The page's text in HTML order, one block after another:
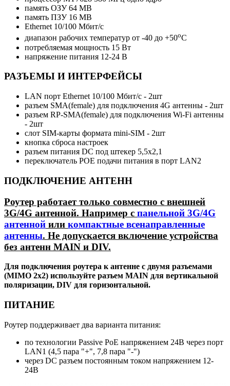
память ОЗУ 64 MB
память ПЗУ 16 MB
Ethernet 10/100 Мбит/c
диапазон рабочих температур от -40 до +50оС
потребляемая мощность 15 Вт
напряжение питания 12-24 В
РАЗЪЕМЫ И ИНТЕРФЕЙСЫ
LAN порт Ethernet 10/100 Мбит/с - 2шт
разъем SMA(female) для подключения 4G антенны - 2шт
разъем RP-SMA(female) для подключения Wi-Fi антенны
- 2шт
слот SIM-карты формата mini-SIM - 2шт
кнопка сброса настроек
разъем питания DC под штекер 5,5х2,1
переключатель POE подачи питания в порт LAN2
ПОДКЛЮЧЕНИЕ АНТЕНН
Роутер работает только совместно с внешней
3G/4G антенной. Например с панельной 3G/4G
антенной или компактные всенаправленные
антенны. Не допускается включение устройства
без антенн MAIN и DIV.
Для подключения роутера к антенне с двумя разъемами
(MIMO 2x2) используйте разъем MAIN для вертикальной
поляризации, DIV для горизонтальной.
ПИТАНИЕ
Роутер поддерживает два варианта питания:
по технологии Passive PoE напряжением 24В через порт
LAN1 (4,5 пара "+", 7,8 пара "-")
через DC разъем постоянным током напряжением 12-
24В